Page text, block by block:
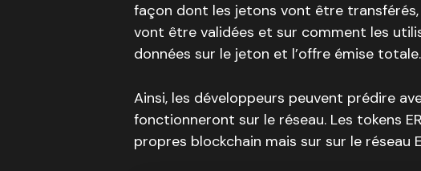
façon dont les jetons vont être
vont être validées et sur comment les
données sur le jeton et l’offre émise totale.
Ainsi, les développeurs peuvent prédire
fonctionneront sur le réseau. Les tokens
propres blockchain mais sur sur le réseau